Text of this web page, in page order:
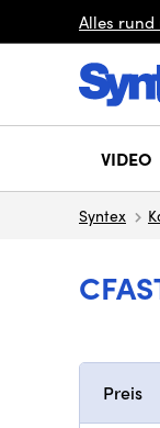
Alles rund
VIDEO
Syntex
Preis